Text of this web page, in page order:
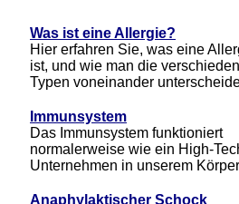
Was ist eine Allergie?
Hier erfahren Sie, was eine
ist, und wie man die
Typen voneinander
Immunsystem
Das Immunsystem funktioniert
normalerweise wie ein High-
Unternehmen in unserem
Anaphylaktischer Schock